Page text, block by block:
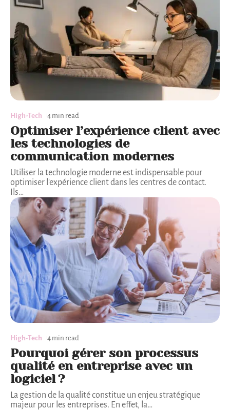
High-Tech 4 min read
Optimiser l’expérience client avec
les technologies de
communication modernes
Utiliser la technologie moderne est indispensable pour
optimiser l'expérience client dans les centres de contact.
Ils…
High-Tech 4 min read
Pourquoi gérer son processus
qualité en entreprise avec un
logiciel ?
La gestion de la qualité constitue un enjeu stratégique
majeur pour les entreprises. En effet, la…